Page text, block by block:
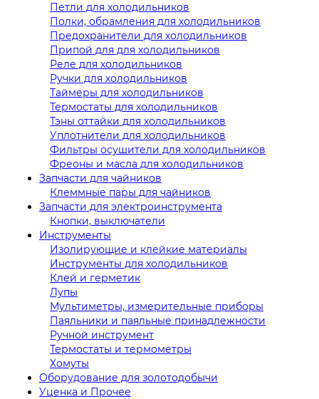
Петли для холодильников
Полки, обрамления для холодильников
Предохранители для холодильников
Припой для для холодильников
Реле для холодильников
Ручки для холодильников
Таймеры для холодильников
Термостаты для холодильников
Тэны оттайки для холодильников
Уплотнители для холодильников
Фильтры осушители для холодильников
Фреоны и масла для холодильников
Запчасти для чайников
Клеммные пары для чайников
Запчасти для электроинструмента
Кнопки, выключатели
Инструменты
Изолирующие и клейкие материалы
Инструменты для холодильников
Клей и герметик
Лупы
Мультиметры, измерительные приборы
Паяльники и паяльные принадлежности
Ручной инструмент
Термостаты и термометры
Хомуты
Оборудование для золотодобычи
Уценка и Прочее